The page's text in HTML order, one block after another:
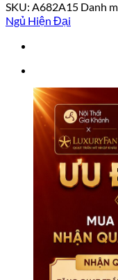
JINDIAN
Hàn
Quốc
A682A15
lượng
SKU: A682A15 Danh
Ngủ Hiện Đại